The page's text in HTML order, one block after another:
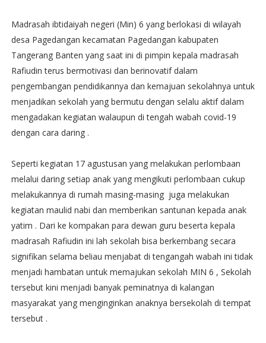
Madrasah ibtidaiyah negeri (Min) 6 yang berlokasi di wilayah
desa Pagedangan kecamatan Pagedangan kabupaten
Tangerang Banten yang saat ini di pimpin kepala madrasah
Rafiudin terus bermotivasi dan berinovatif dalam
pengembangan pendidikannya dan kemajuan sekolahnya untuk
menjadikan sekolah yang bermutu dengan selalu aktif dalam
mengadakan kegiatan walaupun di tengah wabah covid-19
dengan cara daring .
Seperti kegiatan 17 agustusan yang melakukan perlombaan
melalui daring setiap anak yang mengikuti perlombaan cukup
melakukannya di rumah masing-masing juga melakukan
kegiatan maulid nabi dan memberikan santunan kepada anak
yatim . Dari ke kompakan para dewan guru beserta kepala
madrasah Rafiudin ini lah sekolah bisa berkembang secara
signifikan selama beliau menjabat di tengangah wabah ini tidak
menjadi hambatan untuk memajukan sekolah MIN 6 , Sekolah
tersebut kini menjadi banyak peminatnya di kalangan
masyarakat yang menginginkan anaknya bersekolah di tempat
tersebut .